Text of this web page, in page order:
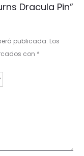
Dracula Pin”
publicada. Los
con *